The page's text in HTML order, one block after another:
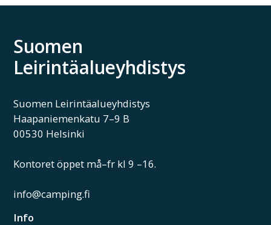
Suomen
Leirintäalueyhdistys
Suomen Leirintäalueyhdistys
Haapaniemenkatu 7–9 B
00530 Helsinki
Kontoret öppet må–fr kl 9 –16.
info@camping.fi
Info